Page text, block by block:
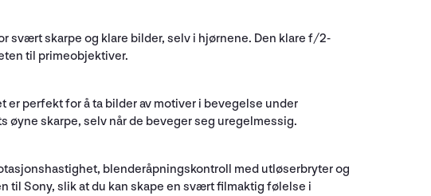
svært skarpe og klare bilder, selv i hjørnene. Den klare f/2-
til primeobjektiver.
er perfekt for å ta bilder av motiver i bevegelse under
skarpe, selv når de beveger seg uregelmessig.
blenderåpningskontroll med utløserbryter og
til Sony, slik at du kan skape en svært filmaktig følelse i